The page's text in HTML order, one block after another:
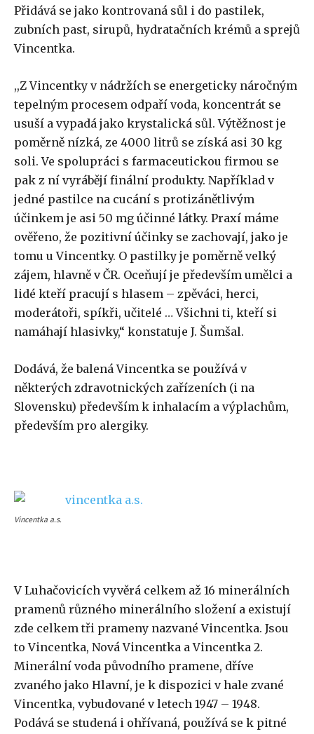
Přidává se jako kontrovaná sůl i do pastilek,
zubních past, sirupů, hydratačních krémů a sprejů
Vincentka.
,,Z Vincentky v nádržích se energeticky náročným
tepelným procesem odpaří voda, koncentrát se
usuší a vypadá jako krystalická sůl. Výtěžnost je
poměrně nízká, ze 4000 litrů se získá asi 30 kg
soli. Ve spolupráci s farmaceutickou firmou se
pak z ní vyrábějí finální produkty. Například v
jedné pastilce na cucání s protizánětlivým
účinkem je asi 50 mg účinné látky. Praxí máme
ověřeno, že pozitivní účinky se zachovají, jako je
tomu u Vincentky. O pastilky je poměrně velký
zájem, hlavně v ČR. Oceňují je především umělci a
lidé kteří pracují s hlasem – zpěváci, herci,
moderátoři, spíkři, učitelé … Všichni ti, kteří si
namáhají hlasivky,“ konstatuje J. Šumšal.
Dodává, že balená Vincentka se používá v
některých zdravotnických zařízeních (i na
Slovensku) především k inhalacím a výplachům,
především pro alergiky.
Vincentka a.s.
V Luhačovicích vyvěrá celkem až 16 minerálních
pramenů různého minerálního složení a existují
zde celkem tři prameny nazvané Vincentka. Jsou
to Vincentka, Nová Vincentka a Vincentka 2.
Minerální voda původního pramene, dříve
zvaného jako Hlavní, je k dispozici v hale zvané
Vincentka, vybudované v letech 1947 – 1948.
Podává se studená i ohřívaná, používá se k pitné